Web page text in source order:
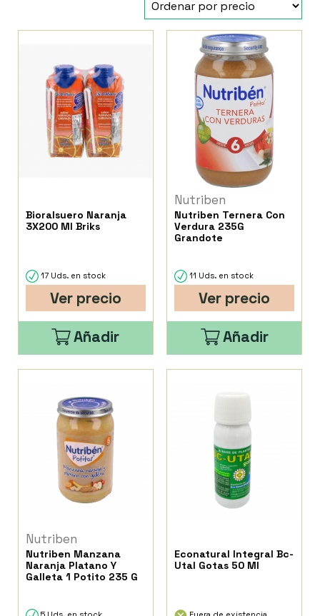
Bioralsuero Naranja
3X200 Ml Briks
17 Uds. en stock
Ver precio
Añadir
Nutriben
Nutriben Ternera Con
Verdura 235G
Grandote
11 Uds. en stock
Ver precio
Añadir
Nutriben
Nutriben Manzana
Naranja Platano Y
Galleta 1 Potito 235 G
Econatural Integral Bc-
Utal Gotas 50 Ml